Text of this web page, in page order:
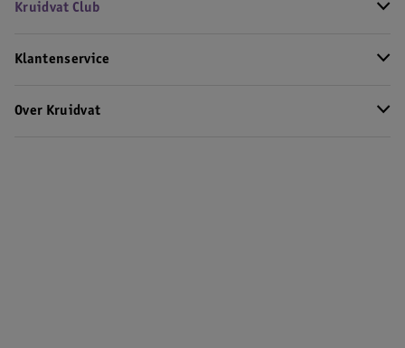
Kruidvat Club
Klantenservice
Over Kruidvat